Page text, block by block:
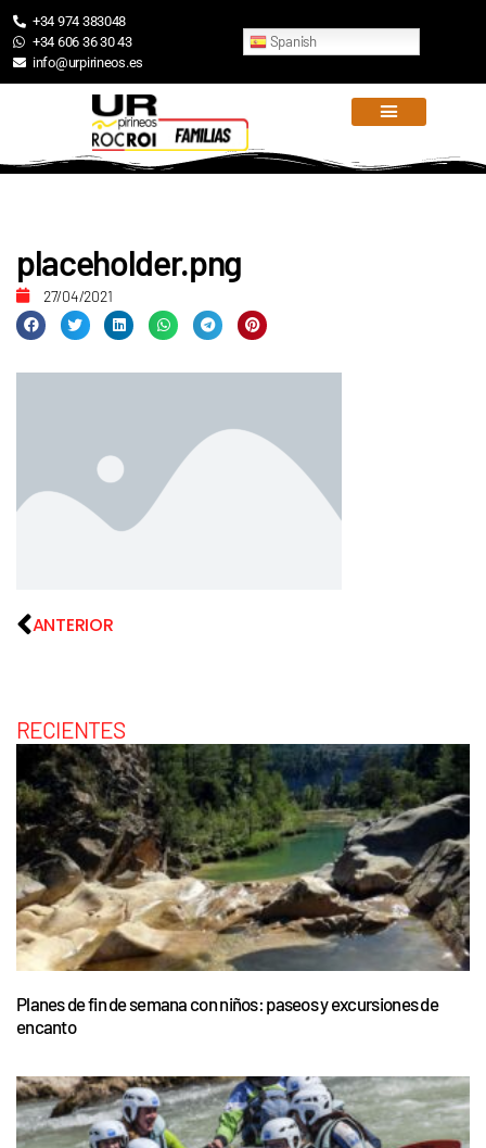
+34 974 383048
+34 606 36 30 43
info@urpirineos.es
Spanish
placeholder.png
27/04/2021
ANTERIOR
RECIENTES
Planes de fin de semana con niños: paseos y excursiones de
encanto